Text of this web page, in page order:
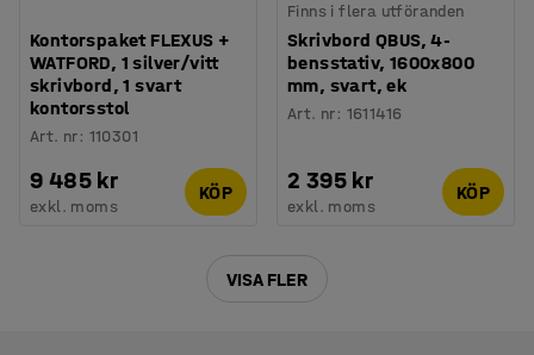
Kontorspaket FLEXUS +
WATFORD, 1 silver/vitt
skrivbord, 1 svart
kontorsstol
Art. nr: 110301
9 485 kr
exkl. moms
KÖP
Finns i flera utföranden
Skrivbord QBUS, 4-
bensstativ, 1600x800
mm, svart, ek
Art. nr: 1611416
2 395 kr
exkl. moms
KÖP
VISA FLER